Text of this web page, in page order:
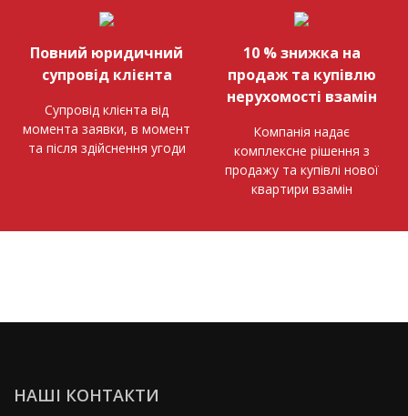
Повний юридичний
супровід клієнта
Супровід клієнта від
момента заявки, в момент
та після здійснення угоди
10 % знижка на
продаж та купівлю
нерухомості взамін
Компанія надає
комплексне рішення з
продажу та купівлі нової
квартири взамін
НАШІ КОНТАКТИ